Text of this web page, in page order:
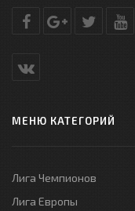
МЕНЮ КАТЕГОРИЙ
Лига Чемпионов
Лига Европы